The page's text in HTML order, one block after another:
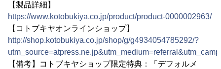
【製品詳細】
https://www.kotobukiya.co.jp/product/product-0000002963/
【コトブキヤオンラインショップ】
http://shop.kotobukiya.co.jp/shop/g/g4934054785292/?
【備考】コトブキヤショップ限定特典：「デフォルメ